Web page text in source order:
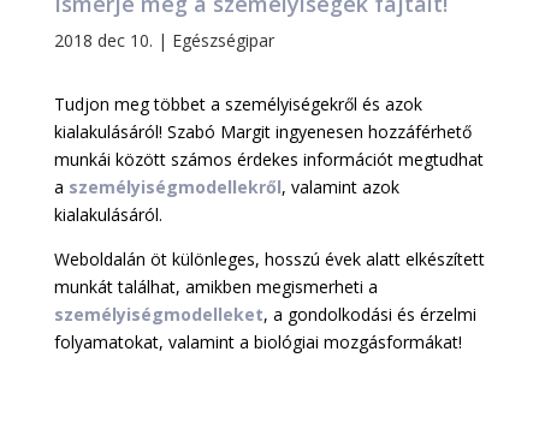
2018 dec 10. | Egészségipar
Tudjon meg többet a személyiségekről és azok
kialakulásáról! Szabó Margit ingyenesen hozzáférhető
munkái között számos érdekes információt megtudhat
a személyiségmodellekről, valamint azok
kialakulásáról.
Weboldalán öt különleges, hosszú évek alatt elkészített
munkát találhat, amikben megismerheti a
személyiségmodelleket, a gondolkodási és érzelmi
folyamatokat, valamint a biológiai mozgásformákat!